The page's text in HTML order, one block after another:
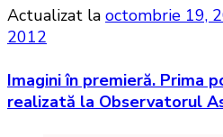
Actualizat la octombrie 19,
2012
Imagini în premieră. Prima
realizată la Observatorul